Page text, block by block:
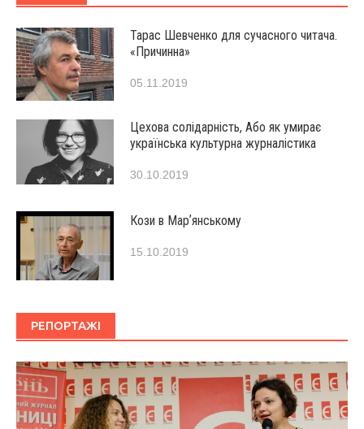
Тарас Шевченко для сучасного читача.
«Причинна»
05.11.2019
Цехова солідарність, Або як умирає
українська культурна журналістика
30.10.2019
Кози в Марʼянському
15.10.2019
РЕПОРТАЖІ